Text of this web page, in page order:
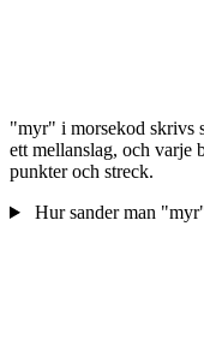
"myr" i morsekod skrivs
ett mellanslag, och varje
punkter och streck.
Hur sander man